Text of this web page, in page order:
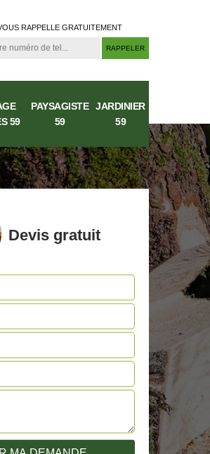
RAPPELLE GRATUITEMENT
59
PAYSAGISTE
59
JARDINIER
59
Devis gratuit